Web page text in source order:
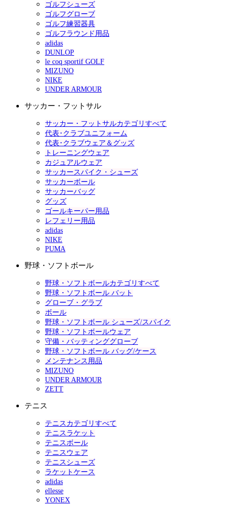
ゴルフシューズ
ゴルフグローブ
ゴルフ練習器具
ゴルフラウンド用品
adidas
DUNLOP
le coq sportif GOLF
MIZUNO
NIKE
UNDER ARMOUR
サッカー・フットサル
サッカー・フットサルカテゴリすべて
代表･クラブユニフォーム
代表･クラブウェア＆グッズ
トレーニングウェア
カジュアルウェア
サッカースパイク・シューズ
サッカーボール
サッカーバッグ
グッズ
ゴールキーパー用品
レフェリー用品
adidas
NIKE
PUMA
野球・ソフトボール
野球・ソフトボールカテゴリすべて
野球・ソフトボール バット
グローブ・グラブ
ボール
野球・ソフトボール シューズ/スパイク
野球・ソフトボールウェア
守備・バッティンググローブ
野球・ソフトボール バッグ/ケース
メンテナンス用品
MIZUNO
UNDER ARMOUR
ZETT
テニス
テニスカテゴリすべて
テニスラケット
テニスボール
テニスウェア
テニスシューズ
ラケットケース
adidas
ellesse
YONEX